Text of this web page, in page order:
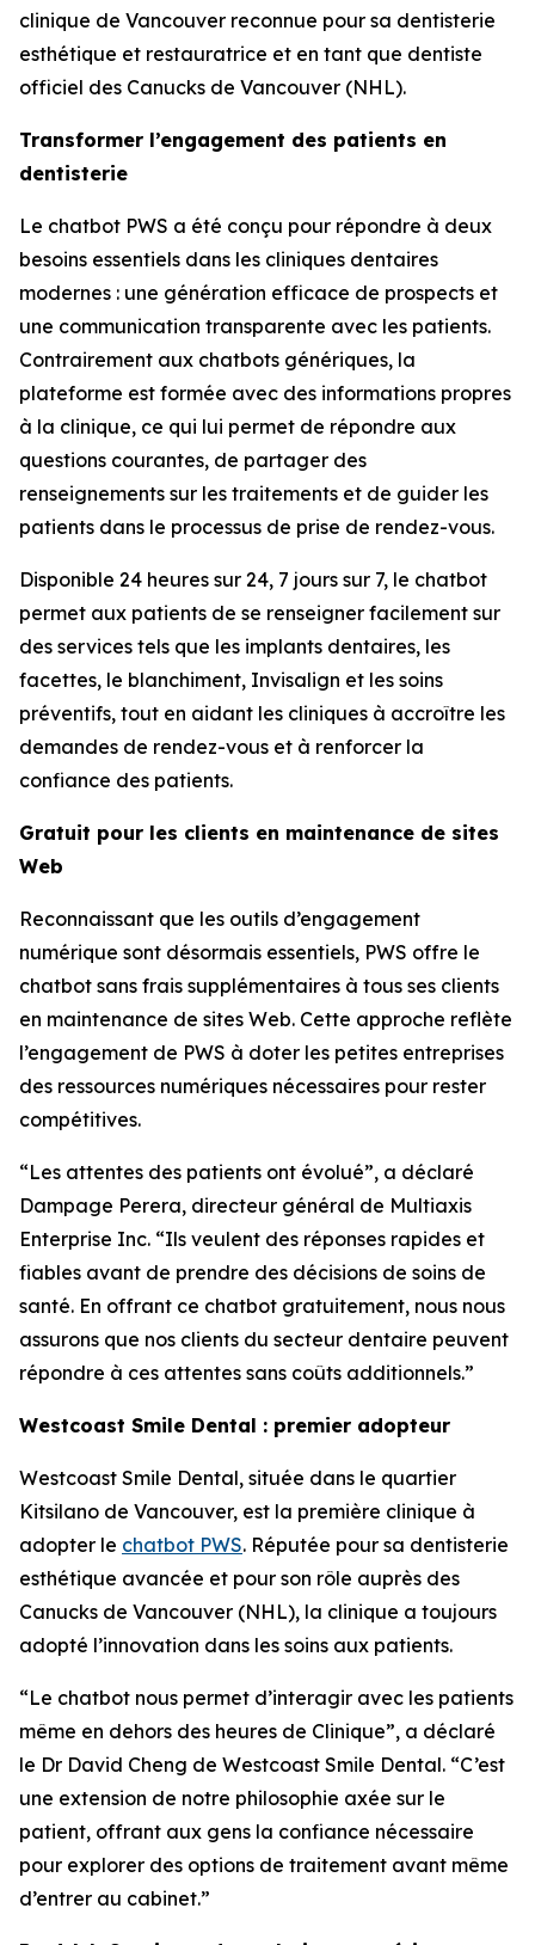
clinique de Vancouver reconnue pour sa dentisterie
esthétique et restauratrice et en tant que dentiste
officiel des Canucks de Vancouver (NHL).
Transformer l’engagement des patients en
dentisterie
Le chatbot PWS a été conçu pour répondre à deux
besoins essentiels dans les cliniques dentaires
modernes : une génération efficace de prospects et
une communication transparente avec les patients.
Contrairement aux chatbots génériques, la
plateforme est formée avec des informations propres
à la clinique, ce qui lui permet de répondre aux
questions courantes, de partager des
renseignements sur les traitements et de guider les
patients dans le processus de prise de rendez-vous.
Disponible 24 heures sur 24, 7 jours sur 7, le chatbot
permet aux patients de se renseigner facilement sur
des services tels que les implants dentaires, les
facettes, le blanchiment, Invisalign et les soins
préventifs, tout en aidant les cliniques à accroître les
demandes de rendez-vous et à renforcer la
confiance des patients.
Gratuit pour les clients en maintenance de sites
Web
Reconnaissant que les outils d’engagement
numérique sont désormais essentiels, PWS offre le
chatbot sans frais supplémentaires à tous ses clients
en maintenance de sites Web. Cette approche reflète
l’engagement de PWS à doter les petites entreprises
des ressources numériques nécessaires pour rester
compétitives.
“Les attentes des patients ont évolué”, a déclaré
Dampage Perera, directeur général de Multiaxis
Enterprise Inc. “Ils veulent des réponses rapides et
fiables avant de prendre des décisions de soins de
santé. En offrant ce chatbot gratuitement, nous nous
assurons que nos clients du secteur dentaire peuvent
répondre à ces attentes sans coûts additionnels.”
Westcoast Smile Dental : premier adopteur
Westcoast Smile Dental, située dans le quartier
Kitsilano de Vancouver, est la première clinique à
adopter le chatbot PWS. Réputée pour sa dentisterie
esthétique avancée et pour son rôle auprès des
Canucks de Vancouver (NHL), la clinique a toujours
adopté l’innovation dans les soins aux patients.
“Le chatbot nous permet d’interagir avec les patients
même en dehors des heures de Clinique”, a déclaré
le Dr David Cheng de Westcoast Smile Dental. “C’est
une extension de notre philosophie axée sur le
patient, offrant aux gens la confiance nécessaire
pour explorer des options de traitement avant même
d’entrer au cabinet.”